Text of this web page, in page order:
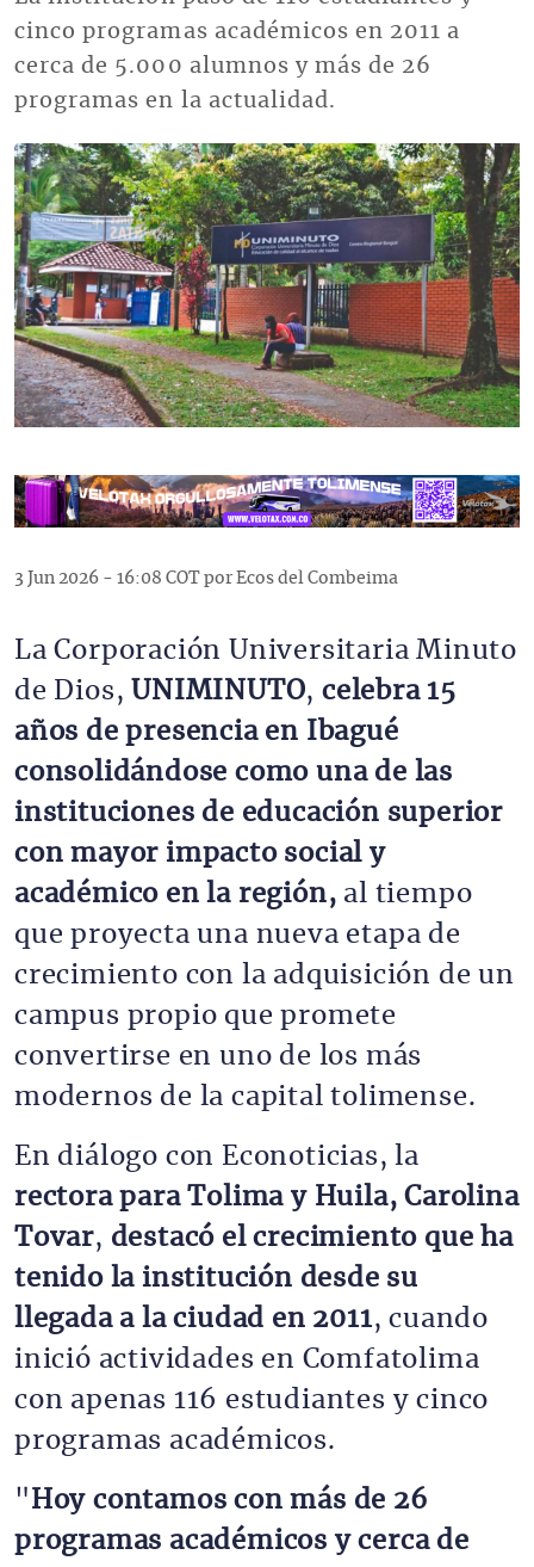
cinco programas académicos en 2011 a
cerca de 5.000 alumnos y más de 26
programas en la actualidad.
Imagen
3 Jun 2026 - 16:08 COT por Ecos del Combeima
La Corporación Universitaria Minuto
de Dios, UNIMINUTO,celebra 15
años de presencia en Ibagué
consolidándose como una de las
instituciones de educación superior
con mayor impacto social y
académico en la región, al tiempo
que proyecta una nueva etapa de
crecimiento con la adquisición de un
campus propio que promete
convertirse en uno de los más
modernos de la capital tolimense.
En diálogo con Econoticias, la
rectora para Tolima y Huila, Carolina
Tovar, destacó el crecimiento que ha
tenido la institución desde su
llegada a la ciudad en 2011, cuando
inició actividades en Comfatolima
con apenas 116 estudiantes y cinco
programas académicos.
"Hoy contamos con más de 26
programas académicos y cerca de